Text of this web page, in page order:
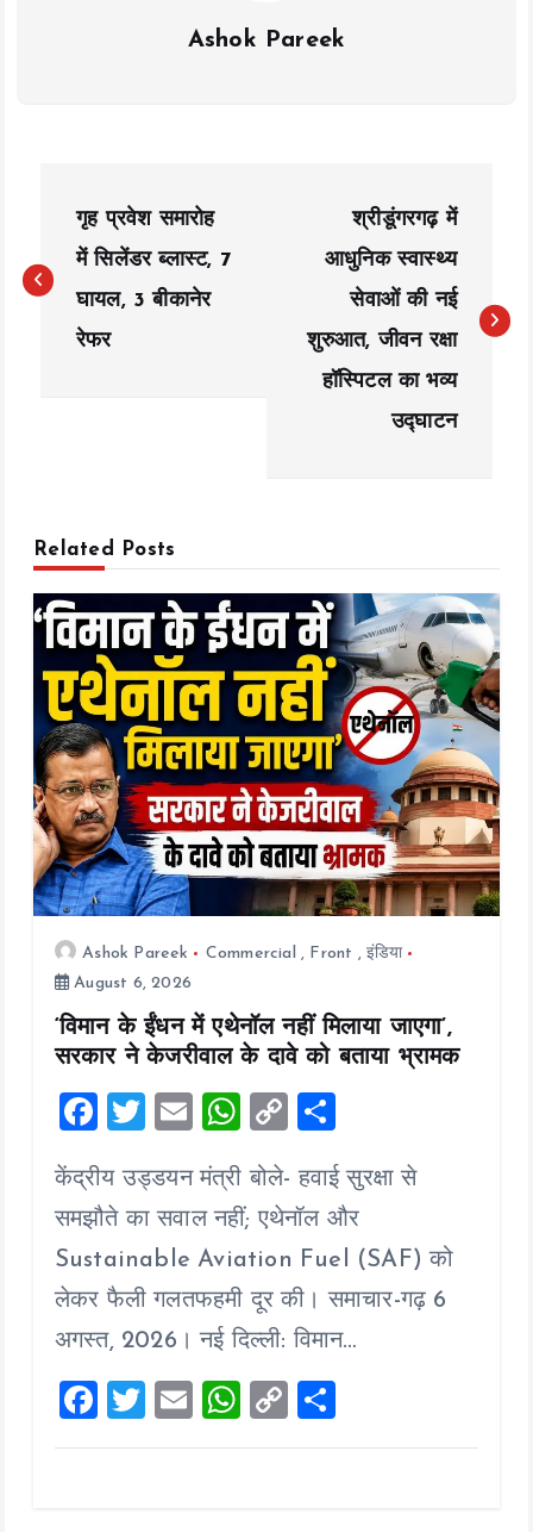
Ashok Pareek
s
g
a
o
n
गृह प्रवेश समारोह
में सिलेंडर ब्लास्ट, 7
घायल, 3 बीकानेर
रेफर
श्रीडूंगरगढ़ में
आधुनिक स्वास्थ्य
सेवाओं की नई
शुरुआत, जीवन रक्षा
हॉस्पिटल का भव्य
उद्घाटन
Related Posts
Ashok Pareek Commercial , Front ,इंडिया
August 6, 2026
‘विमान के ईंधन में एथेनॉल नहीं मिलाया जाएगा’,
सरकार ने केजरीवाल के दावे को बताया भ्रामक
F
ce
b
o
o
k
T
tt
er
E
ai
l
W
at
s
A
p
p
C
p
y
Li
n
k
a
re
केंद्रीय उड्डयन मंत्री बोले- हवाई सुरक्षा से
समझौते का सवाल नहीं; एथेनॉल और
Sustainable Aviation Fuel (SAF) को
लेकर फैली गलतफहमी दूर की। समाचार-गढ़ 6
अगस्त, 2026। नई दिल्ली: विमान…
F
a
T
wi
E
m
W
h
C
o
h